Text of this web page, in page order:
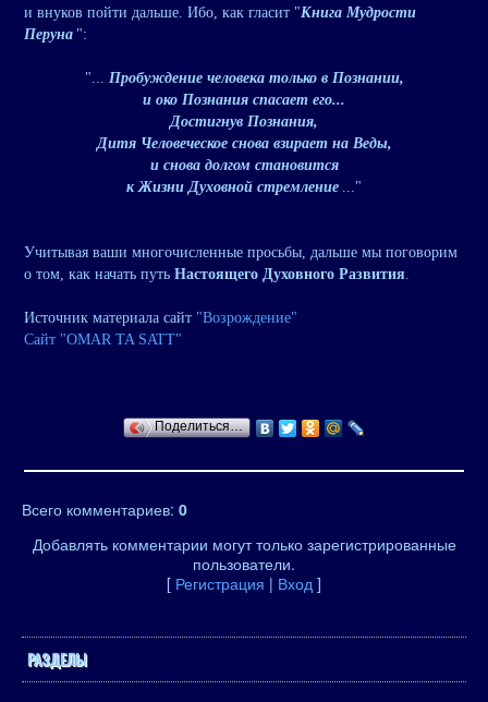
и внуков пойти дальше. Ибо, как гласит "Книга Мудрости
Перуна ":
"... Пробуждение человека только в Познании,
и око Познания спасает его...
Достигнув Познания,
Дитя Человеческое снова взирает на Веды,
и снова долгом становится
к Жизни Духовной стремление ..."
Учитывая ваши многочисленные просьбы, дальше мы поговорим
о том, как начать путь Настоящего Духовного Развития.
Источник материала сайт "Возрождение"
Сайт "OMAR TA SATT"
Поделиться…
Всего комментариев: 0
Добавлять комментарии могут только зарегистрированные
пользователи.
[ Регистрация | Вход ]
РАЗДЕЛЫ